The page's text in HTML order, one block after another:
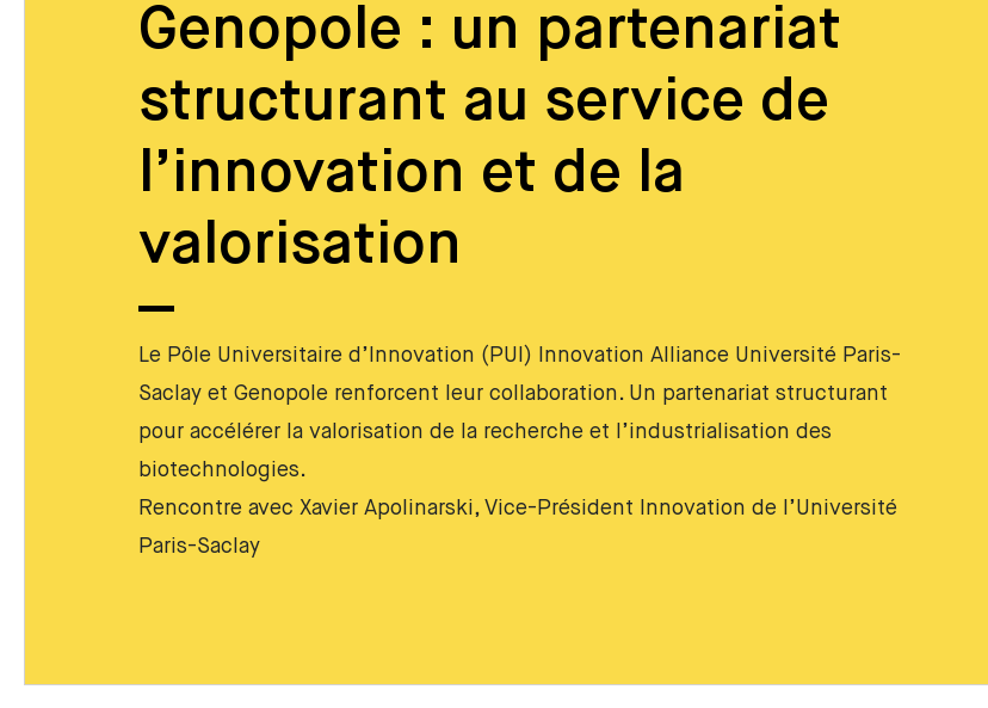
Genopole : un partenariat
structurant au service de
l’innovation et de la
valorisation
Le Pôle Universitaire d’Innovation (PUI) Innovation Alliance Université Paris-
Saclay et Genopole renforcent leur collaboration. Un partenariat structurant
pour accélérer la valorisation de la recherche et l’industrialisation des
biotechnologies.
Rencontre avec Xavier Apolinarski, Vice-Président Innovation de l’Université
Paris-Saclay